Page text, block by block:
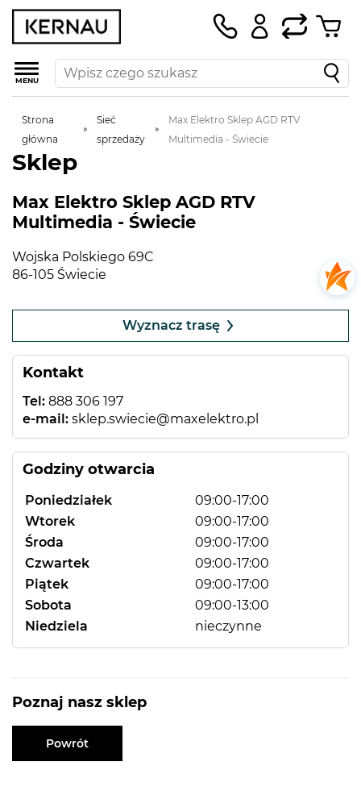
MENU
Strona
główna
Sieć
sprzedaży
Max Elektro Sklep AGD RTV
Multimedia - Świecie
Sklep
Max Elektro Sklep AGD RTV
Multimedia - Świecie
Wojska Polskiego 69C
86-105 Świecie
Kontakt
Tel: 888 306 197
e-mail: sklep.swiecie@maxelektro.pl
Godziny otwarcia
Poniedziałek
09:00-17:00
Wtorek
09:00-17:00
Środa
09:00-17:00
Czwartek
09:00-17:00
Piątek
09:00-17:00
Sobota
09:00-13:00
Niedziela
nieczynne
−
contributors
Wyznacz trasę
Poznaj nasz sklep
Powrót